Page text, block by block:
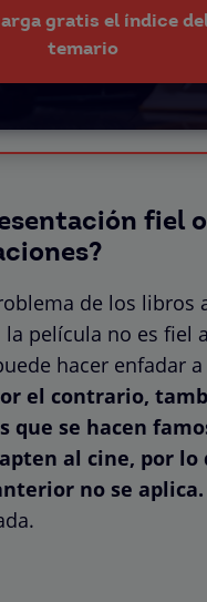
gratis el índice
temario
fiel
de los libros
la película no es fiel
hacer enfadar
el contrario,
que se hacen
al cine, por lo
no se aplica.